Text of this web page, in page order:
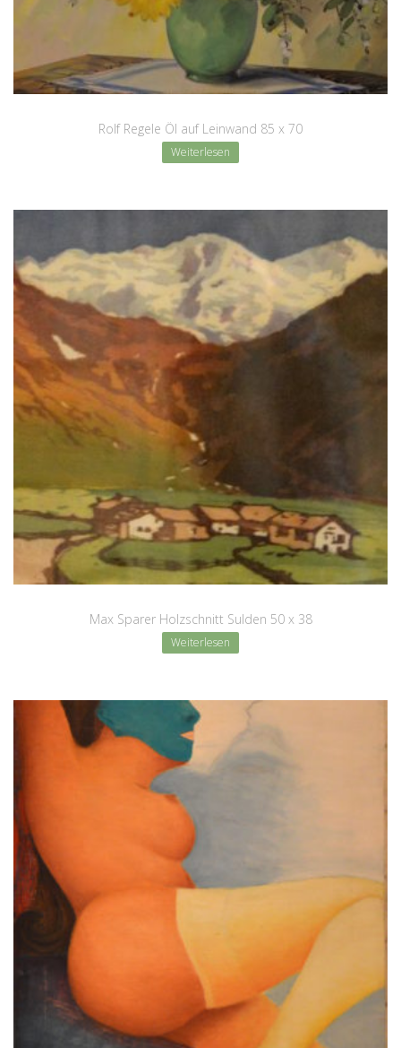
Rolf Regele Öl auf Leinwand 85 x 70
Weiterlesen
Max Sparer Holzschnitt Sulden 50 x 38
Weiterlesen